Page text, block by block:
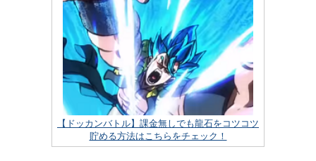
【ドッカンバトル】課金無しでも龍石をコツコツ
貯める方法はこちらをチェック！